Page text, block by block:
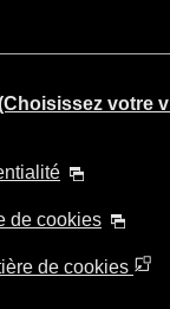
votre
de cookies
de cookies